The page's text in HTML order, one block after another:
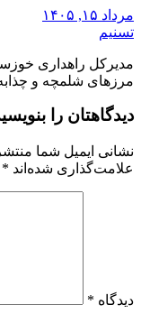
مرداد ۱۵, ۱۴۰۵
تسنیم
مدیرکل راهداری
مرزهای شلمچه و
دیدگاهتان را
نشانی ایمیل شما
علامت‌گذاری شده‌اند *
دیدگاه *